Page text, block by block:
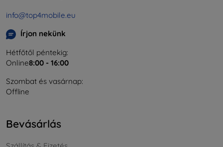
info@top4mobile.eu
Írjon nekünk
Hétfőtől péntekig:
Online8:00 - 16:00
Szombat és vasárnap:
Offline
Bevásárlás